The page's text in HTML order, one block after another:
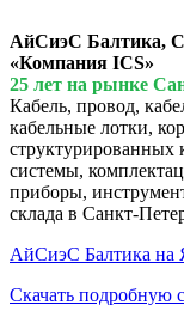
АйСиэС Балтика,
«Компания ICS»
25 лет на рынке
Кабель, провод,
кабельные лотки,
структурированных
системы,
приборы,
склада в Санкт-
АйСиэС Балтика на
Скачать подробную